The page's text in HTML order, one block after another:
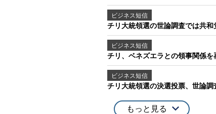
ビジネス短信
チリ大統領選の世論調査では共
ビジネス短信
チリ、ベネズエラとの領事関係
ビジネス短信
チリ大統領選の決選投票、世論
もっと見る